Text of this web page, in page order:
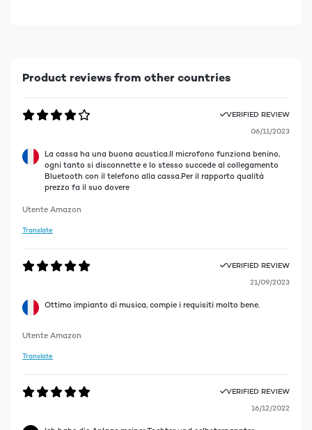
Product reviews from other countries
VERIFIED REVIEW
06/11/2023
La cassa ha una buona acustica.Il microfono funziona benino,
ogni tanto si disconnette e lo stesso succede al collegamento
Bluetooth con il telefono alla cassa.Per il rapporto qualità
prezzo fa il suo dovere
Utente Amazon
Translate
VERIFIED REVIEW
21/09/2023
Ottimo impianto di musica, compie i requisiti molto bene.
Utente Amazon
Translate
VERIFIED REVIEW
16/12/2022